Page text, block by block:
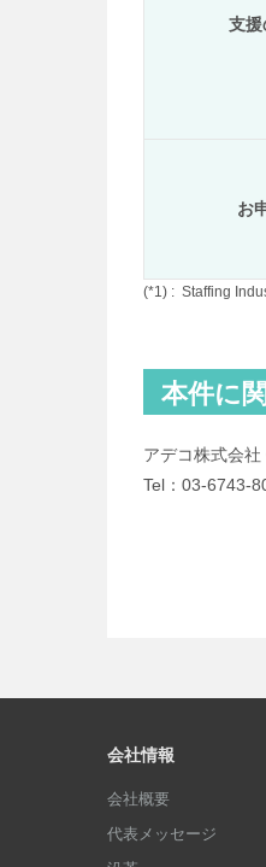
支援
お
(*1) : Staffing
本件に
アデコ株式会
Tel：03-6743-
会社情報
会社概要
代表メッセージ